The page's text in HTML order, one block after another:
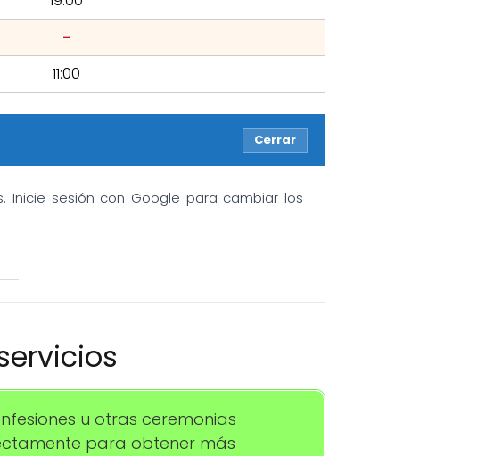
-
11:00
Cerrar
Inicie sesión con Google para cambiar los
u otras ceremonias
para obtener más